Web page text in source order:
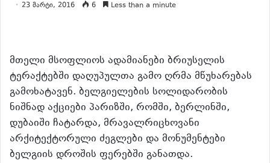
23 მარტი, 2016 6 Less than a minute
მთელი მსოფლიოს ადამიანები ბრიუსელის
ტერაქტებში დაღუპულთა გამო ღრმა მწუხარებას
გამოხატავენ. ბელგიელების სოლიდარობის
ნიშნად აქციები პარიზში, რომში, ბერლინში,
დუბაიში ჩატარდა, მრავალრიცხოვანი
არქიტექტორული ძეგლები და მონუმენტები
ბელგიის დროშის ფერებში განათდა.